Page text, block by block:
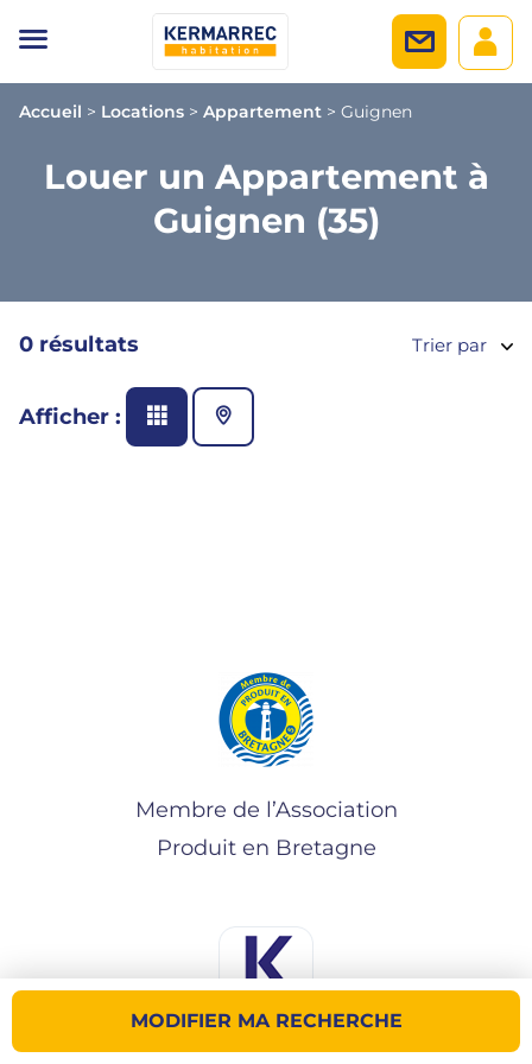
Accueil > Locations > Appartement > Guignen
Louer un Appartement à
Guignen (35)
MODIFIER MA RECHERCHE
0 résultats Trier par
Afficher :
Membre de l’Association
Produit en Bretagne